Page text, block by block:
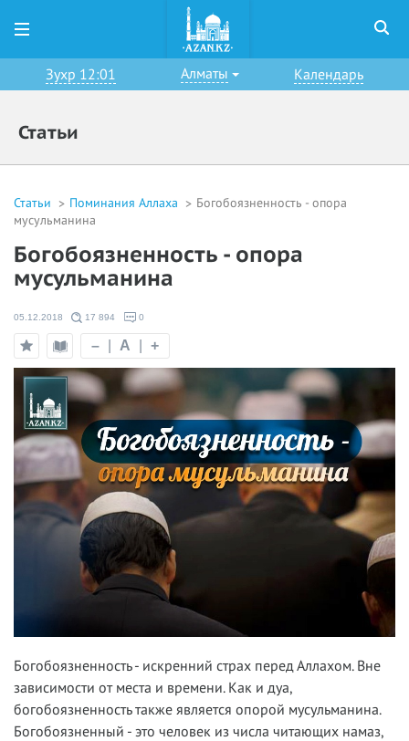
Зухр 12:01 Алматы Календарь
Статьи
Статьи Поминания Аллаха
Богобоязненность - опора
мусульманина
Богобоязненность - опора
мусульманина
05.12.2018 17 894 0
Добавить
в
избранное
Режим
чтения
– A +
Богобоязненность - искренний страх перед Аллахом. Вне
зависимости от места и времени. Как и дуа,
богобоязненность также является опорой мусульманина.
Богобоязненный - это человек из числа читающих намаз,